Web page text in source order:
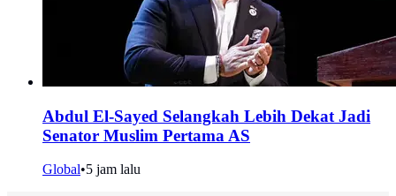
Abdul El-Sayed Selangkah Lebih Dekat Jadi
Senator Muslim Pertama AS
Global•5 jam lalu